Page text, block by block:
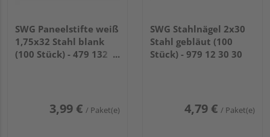
SWG Paneelstifte weiß
1,75x32 Stahl blank
(100 Stück) - 479 132
3,99 € / Paket(e)
SWG Stahlnägel 2x30
Stahl gebläut (100
Stück) - 979 12 30 30
4,79 € / Paket(e)